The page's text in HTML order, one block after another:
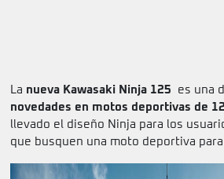
La nueva Kawasaki Ninja 125 es una
novedades en motos deportivas de
llevado el diseño Ninja para los
que busquen una moto deportiva